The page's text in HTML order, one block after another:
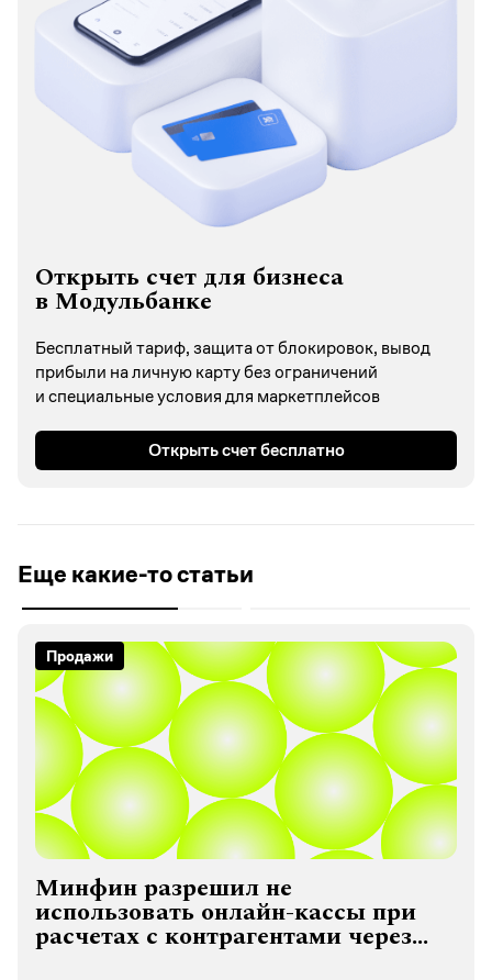
Открыть счет для бизнеса
в Модульбанке
Бесплатный тариф, защита от блокировок, вывод
прибыли на личную карту без ограничений
и специальные условия для маркетплейсов
Открыть счет бесплатно
Еще какие-то статьи
Продажи
Минфин разрешил не
использовать онлайн-кассы при
расчетах с контрагентами через
СБП